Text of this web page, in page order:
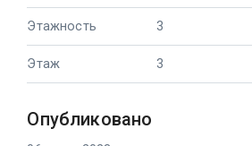
Этажность 3
Этаж 3
Опубликовано